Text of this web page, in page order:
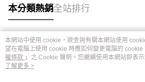
本分類熱銷全站排行
熱門標籤
本網站中使用 cookie，欲查詢有關本網站使用
望在電腦上使用 cookie 時應如何變更電腦的 cookie
權條款 」之 Cookie 聲明。您繼續使用本網站即表
用條款之 Cookie 聲明使用 cookie。
了解更多 >